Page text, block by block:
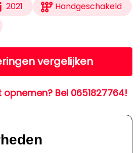
2021
Handgeschakeld
vergelijken
Bel 0651827764!